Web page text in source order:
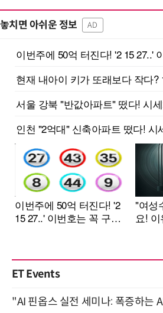
놓치면 아쉬운 정보 AD
ET Events